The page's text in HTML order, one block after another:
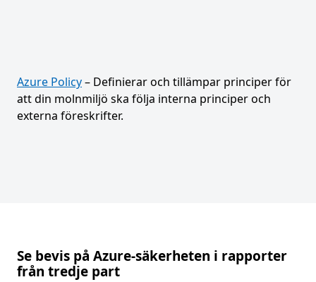
Azure Policy– Definierar och tillämpar principer för
att din molnmiljö ska följa interna principer och
externa föreskrifter.
Se bevis på Azure-säkerheten i rapporter
från tredje part